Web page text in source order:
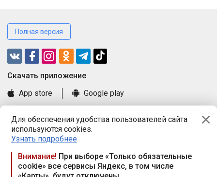
Для обеспечения удобства пользователей сайта
используются cookies.
Узнать подробнее
Внимание! При выборе «Только обязательные
cookie» все сервисы Яндекс, в том числе
Полная версия
Cкачать приложение
App store
Google play
Книга замечаний и предложений
Правила и документы
Praca.by © 2000—2026, ООО «ПРАЦА БАЙ»
Республика Беларусь, 220114, г. Минск, пр-т Независимости
117а, пом. № 9.